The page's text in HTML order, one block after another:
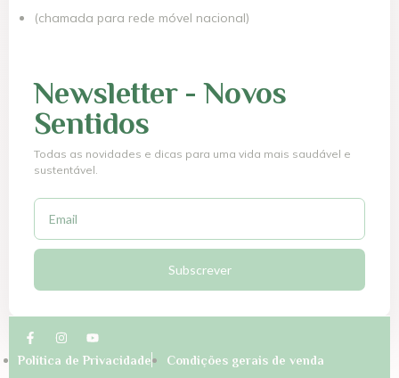
(chamada para rede móvel nacional)
Newsletter - Novos
Sentidos
Todas as novidades e dicas para uma vida mais saudável e
sustentável.
Subscrever
Política de Privacidade Condições gerais de venda